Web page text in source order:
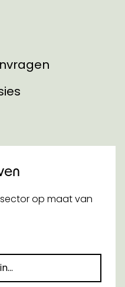
op maat van